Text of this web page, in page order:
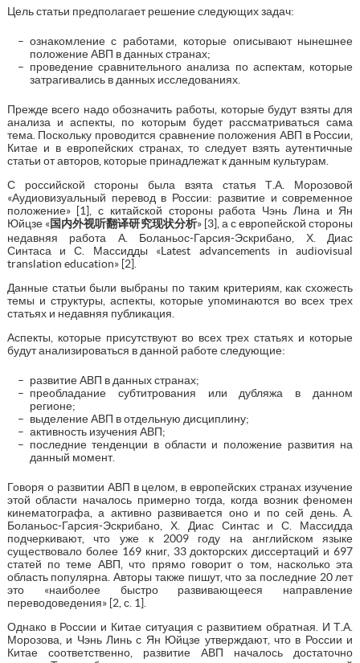
Цель статьи предполагает решение следующих задач:
ознакомление с работами, которые описывают нынешнее
положение АВП в данных странах;
проведение сравнительного анализа по аспектам, которые
затрагивались в данных исследованиях.
Прежде всего надо обозначить работы, которые будут взяты для
анализа и аспекты, по которым будет рассматриваться сама
тема. Поскольку проводится сравнение положения АВП в России,
Китае и в европейских странах, то следует взять аутентичные
статьи от авторов, которые принадлежат к данным культурам.
С российской стороны была взята статья Т.А. Морозовой
«Аудиовизуальный перевод в России: развитие и современное
положение» [1], с китайской стороны работа Чэнь Лина и Ян
Юйцзе «国内外视听翻译研究现状分析» [3], а с европейской стороны
недавняя работа А. Боланьос-Гарсия-Эскрибано, Х. Диас
Синтаса и С. Массидды «Latest advancements in audiovisual
translation education» [2].
Данные статьи были выбраны по таким критериям, как схожесть
темы и структуры, аспекты, которые упоминаются во всех трех
статьях и недавняя публикация.
Аспекты, которые присутствуют во всех трех статьях и которые
будут анализироваться в данной работе следующие:
развитие АВП в данных странах;
преобладание субтитрования или дубляжа в данном
регионе;
выделение АВП в отдельную дисциплину;
активность изучения АВП;
последние тенденции в области и положение развития на
данный момент.
Говоря о развитии АВП в целом, в европейских странах изучение
этой области началось примерно тогда, когда возник феномен
кинематографа, а активно развивается оно и по сей день. А.
Боланьос-Гарсия-Эскрибано, Х. Диас Синтас и С. Массидда
подчеркивают, что уже к 2009 году на английском языке
существовало более 169 книг, 33 докторских диссертаций и 697
статей по теме АВП, что прямо говорит о том, насколько эта
область популярна. Авторы также пишут, что за последние 20 лет
это «наиболее быстро развивающееся направление
переводоведения» [2, с. 1].
Однако в России и Китае ситуация с развитием обратная. И Т.А.
Морозова, и Чэнь Линь с Ян Юйцзе утверждают, что в России и
Китае соответственно, развитие АВП началось достаточно